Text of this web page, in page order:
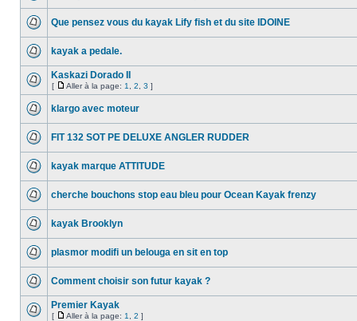
Que pensez vous du kayak Lify fish et du site IDOINE
kayak a pedale.
Kaskazi Dorado II
[ Aller à la page: 1 2 3 ]
klargo avec moteur
FIT 132 SOT PE DELUXE ANGLER RUDDER
kayak marque ATTITUDE
cherche bouchons stop eau bleu pour Ocean Kayak frenzy
kayak Brooklyn
plasmor modifi un belouga en sit en top
Comment choisir son futur kayak ?
Premier Kayak
[ Aller à la page: 1 2 ]